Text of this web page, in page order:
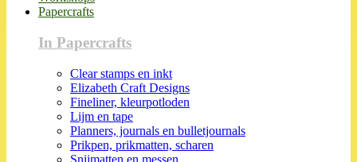
Papercrafts
In Papercrafts
Clear stamps en inkt
Elizabeth Craft Designs
Fineliner, kleurpotloden
Lijm en tape
Planners, journals en bulletjournals
Prikpen, prikmatten, scharen
Snijmatten en messen